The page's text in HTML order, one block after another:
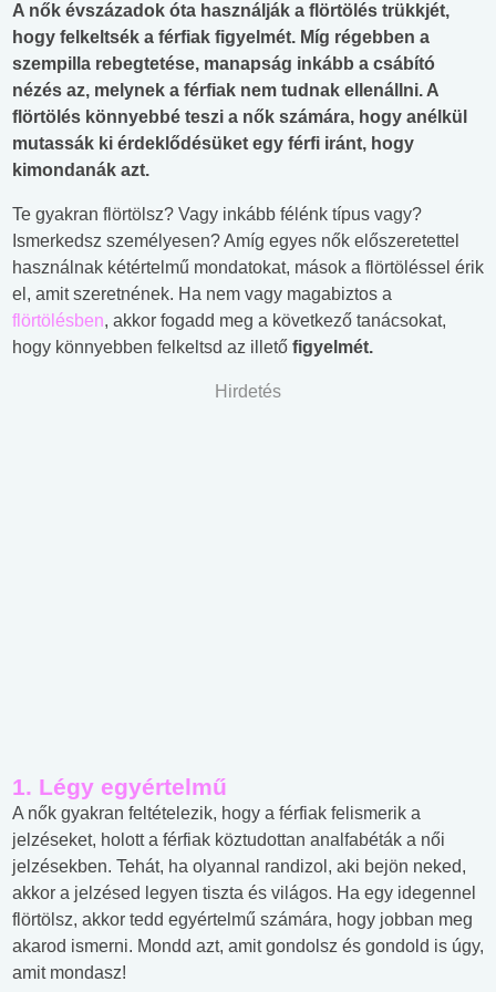
A nők évszázadok óta használják a flörtölés trükkjét,
hogy felkeltsék a férfiak figyelmét. Míg régebben a
szempilla rebegtetése, manapság inkább a csábító
nézés az, melynek a férfiak nem tudnak ellenállni. A
flörtölés könnyebbé teszi a nők számára, hogy anélkül
mutassák ki érdeklődésüket egy férfi iránt, hogy
kimondanák azt.
Te gyakran flörtölsz? Vagy inkább félénk típus vagy?
Ismerkedsz személyesen? Amíg egyes nők előszeretettel
használnak kétértelmű mondatokat, mások a flörtöléssel érik
el, amit szeretnének. Ha nem vagy magabiztos a
flörtölésben, akkor fogadd meg a következő tanácsokat,
hogy könnyebben felkeltsd az illető figyelmét.
Hirdetés
1. Légy egyértelmű
A nők gyakran feltételezik, hogy a férfiak felismerik a
jelzéseket, holott a férfiak köztudottan analfabéták a női
jelzésekben. Tehát, ha olyannal randizol, aki bejön neked,
akkor a jelzésed legyen tiszta és világos. Ha egy idegennel
flörtölsz, akkor tedd egyértelmű számára, hogy jobban meg
akarod ismerni. Mondd azt, amit gondolsz és gondold is úgy,
amit mondasz!